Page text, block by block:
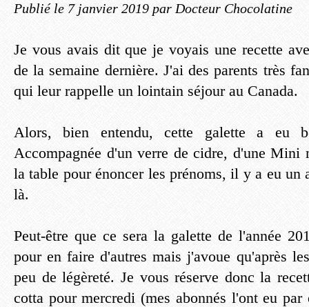
Publié le 7 janvier 2019 par Docteur Chocolatine
Je vous avais dit que je voyais une recette
de la semaine dernière. J'ai des parents très
qui leur rappelle un lointain séjour au Canada.
Alors, bien entendu, cette galette a eu
Accompagnée d'un verre de cidre, d'une Mini
la table pour énoncer les prénoms, il y a eu un
là.
Peut-être que ce sera la galette de l'année
pour en faire d'autres mais j'avoue qu'après
peu de légèreté. Je vous réserve donc la
cotta pour mercredi (mes abonnés l'ont eu